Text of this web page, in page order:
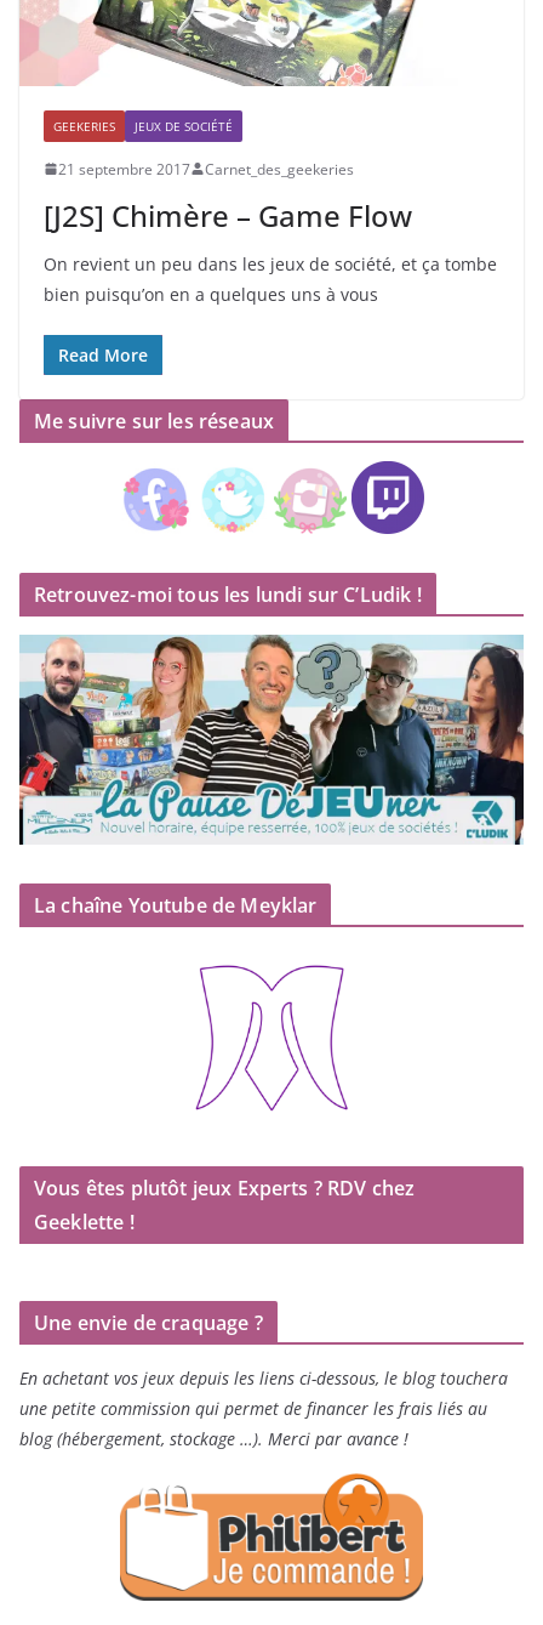
GEEKERIES JEUX DE SOCIÉTÉ
21 septembre 2017 Carnet_des_geekeries
[J2S] Chimère – Game Flow
On revient un peu dans les jeux de société, et ça tombe
bien puisqu’on en a quelques uns à vous
Read More
Me suivre sur les réseaux
Retrouvez-moi tous les lundi sur C’Ludik !
La chaîne Youtube de Meyklar
Vous êtes plutôt jeux Experts ? RDV chez
Geeklette !
Une envie de craquage ?
En achetant vos jeux depuis les liens ci-dessous, le blog touchera
une petite commission qui permet de financer les frais liés au
blog (hébergement, stockage …). Merci par avance !